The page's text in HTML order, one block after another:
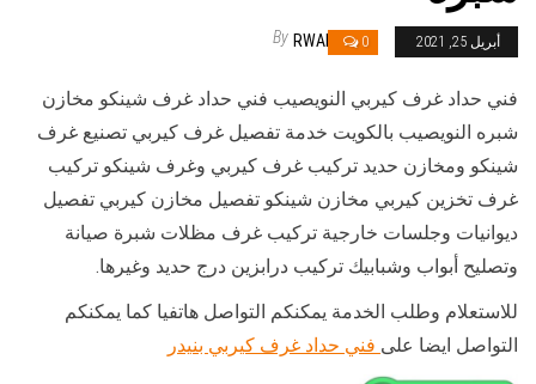
أبريل 25, 2021 0
By RWAN
فني حداد غرف كيربي النويصيب فني حداد غرف شينكو مخازن
شبره النويصيب بالكويت خدمة تفصيل غرف كيربي تصنيع غرف
شينكو ومخازن حديد تركيب غرف كيربي وغرف شينكو تركيب
غرف تخزين كيربي مخازن شينكو تفصيل مخازن كيربي تفصيل
ديوانيات وجلسات خارجية تركيب غرف مظلات شبرة صيانة
وتصليح أبواب وشبابيك تركيب درابزين درج حديد وغيرها.
للاستعلام وطلب الخدمة يمكنكم التواصل هاتفيا كما يمكنكم
التواصل ايضا على فني حداد غرف كيربي بنيدر